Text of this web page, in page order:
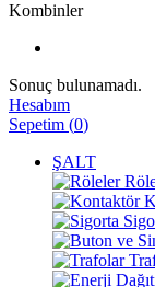
Kombinler
Sonuç bulunamadı.
Hesabım
Sepetim (0)
ŞALT